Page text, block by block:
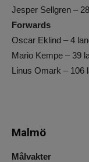
Jesper Sellgren –
Forwards
Oscar Eklind – 4
Mario Kempe – 39
Linus Omark – 106
Malmö
Målvakter